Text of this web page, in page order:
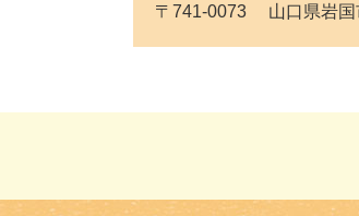
〒741-0073 山口県岩